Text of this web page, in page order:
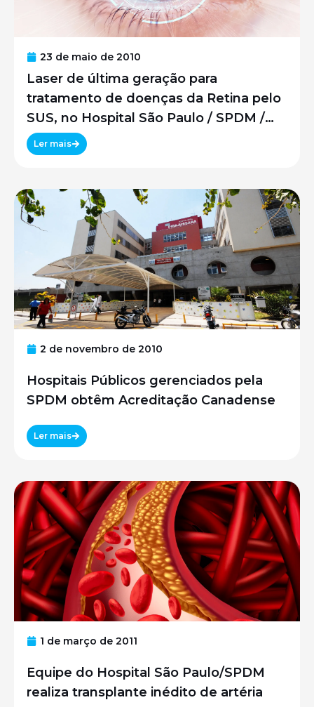
23 de maio de 2010
Laser de última geração para
tratamento de doenças da Retina pelo
SUS, no Hospital São Paulo / SPDM /
UNIFESP
Ler mais
2 de novembro de 2010
Hospitais Públicos gerenciados pela
SPDM obtêm Acreditação Canadense
Ler mais
1 de março de 2011
Equipe do Hospital São Paulo/SPDM
realiza transplante inédito de artéria